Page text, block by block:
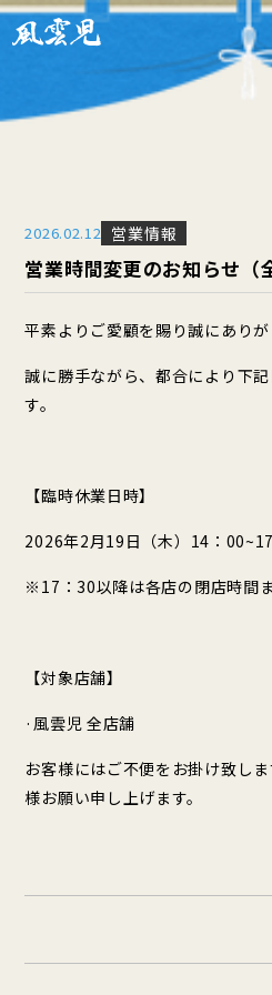
2026.02.12 営業情報
営業時間変更のお知らせ（
平素よりご愛顧を賜り誠にありが
誠に勝手ながら、都合により下
す。
【臨時休業日時】
2026年2月19日（木）14：
※17：30以降は各店の閉店時間
【対象店舗】
·風雲児 全店舗
お客様にはご不便をお掛け致し
様お願い申し上げます。